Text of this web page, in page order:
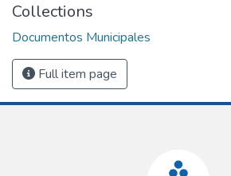
Collections
Documentos Municipales
Full item page